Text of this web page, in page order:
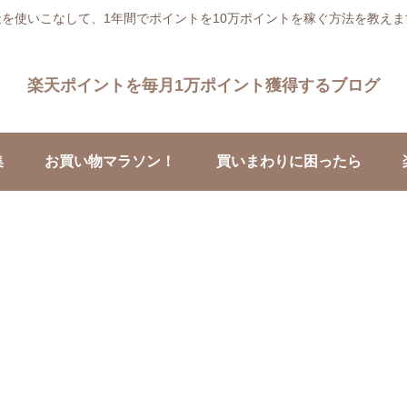
使いこなして、1年間でポイントを10万ポイントを稼ぐ方法を教えま
楽天ポイントを毎月1万ポイント獲得するブログ
お買い物マラソン！ 買いまわりに困ったら